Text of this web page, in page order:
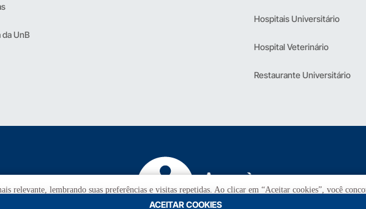
UnB
Hospitais Universitário
Hospital Veterinário
Restaurante Universitário
relevante, lembrando suas preferências e visitas repetidas. Ao clicar em “Aceitar cookies”, você
ACEITAR COOKIES